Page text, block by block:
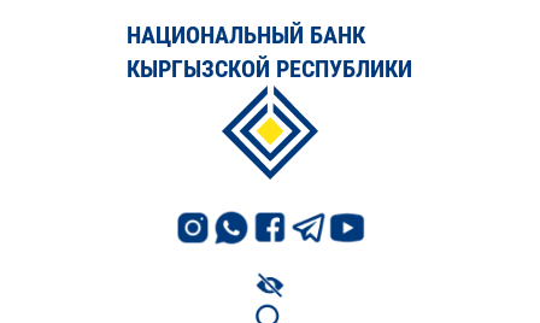
НАЦИОНАЛЬНЫЙ БАНК
КЫРГЫЗСКОЙ РЕСПУБЛИКИ